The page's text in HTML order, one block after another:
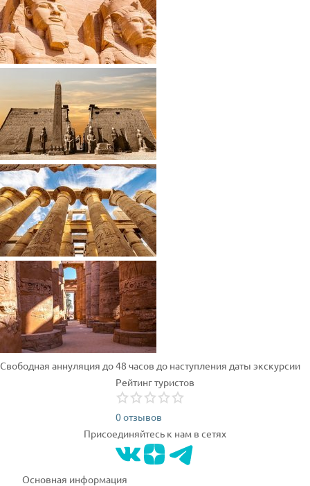
Свободная аннуляция до 48 часов до наступления даты экскурсии
Рейтинг туристов
0 отзывов
Присоединяйтесь к нам в сетях
Основная информация